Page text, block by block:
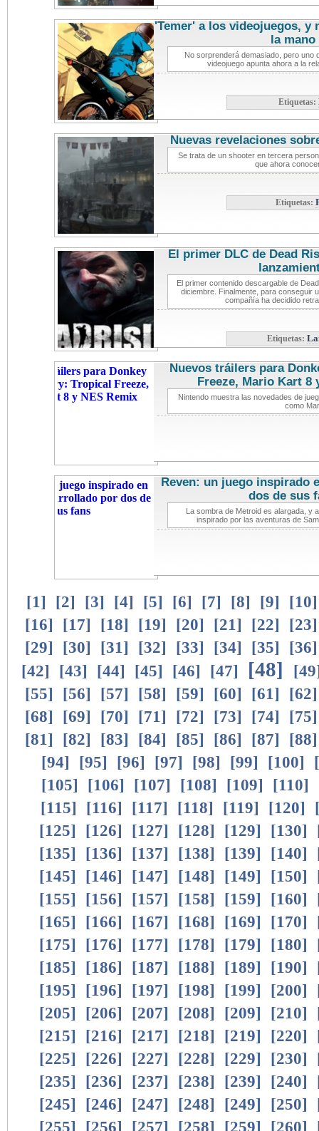
'Temer' a los videojuegos, y
la mano
No sorprenderá demasiado, pero uno
videojuego apunta ahora a la
Etiquetas:
Nuevas revelaciones
Se trata de un shooter en tercera
que ahora
Etiquetas:
El primer DLC de Dead
El primer contenido descargable de
diciembre. Finalmente, para conseguir
compañía ha decidido
Etiquetas:
Nuevos tráilers para
Freeze, Mario Kart 8
Nintendo muestra las novedades de
como
Reven: un juego inspirado
dos de sus
La sombra de Metroid es alargada, y
inspirado por las aventuras de
[1] [2] [3] [4] [5] [6] [7] [8] [9] [10
[16] [17] [18] [19] [20] [21] [22] [23
[29] [30] [31] [32] [33] [34] [35] [36
[42] [43] [44] [45] [46] [47] [48] [49
[55] [56] [57] [58] [59] [60] [61] [62
[68] [69] [70] [71] [72] [73] [74] [75
[81] [82] [83] [84] [85] [86] [87] [88
[94] [95] [96] [97] [98] [99] [100]
[
[105] [106] [107] [108] [109] [110]
[115] [116] [117] [118] [119] [120]
[125] [126] [127] [128] [129] [130]
[135] [136] [137] [138] [139] [140]
[145] [146] [147] [148] [149] [150]
[155] [156] [157] [158] [159] [160]
[165] [166] [167] [168] [169] [170]
[175] [176] [177] [178] [179] [180]
[185] [186] [187] [188] [189] [190]
[195] [196] [197] [198] [199] [200]
[205] [206] [207] [208] [209] [210]
[215] [216] [217] [218] [219] [220]
[225] [226] [227] [228] [229] [230]
[235] [236] [237] [238] [239] [240]
[245] [246] [247] [248] [249] [250]
[255] [256] [257] [258] [259] [260]